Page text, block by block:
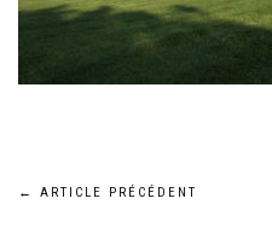
Navigation
← ARTICLE PRÉCÉDENT